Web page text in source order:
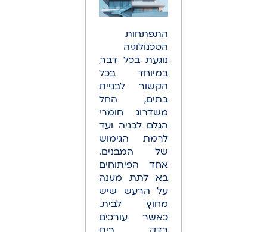
התפתחות
הטכנולוגיה
נוגעת בכל דבר,
במיוחד בכל
הקשור לבניית
בתים, החל
משדרוג חומרי
הגלם לבניה ועד
לרמת הגימוש
של המבנים.
אחד הפיתוחים
בא לתת מענה
על הרעש שיש
מחוץ לבית.
כאשר עורכים